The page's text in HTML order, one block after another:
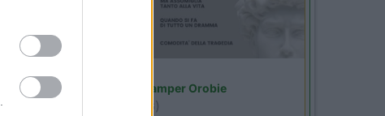
Area Sosta Camper Orobie
(BG)